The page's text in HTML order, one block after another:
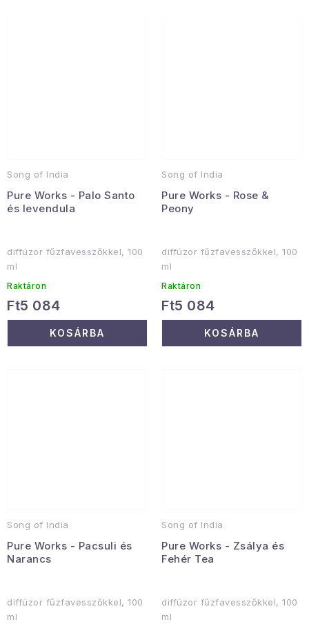
Song of India
Pure Works - Palo Santo
és levendula
diffúzor fűzfavesszőkkel, 100
ml
Raktáron
Ft5 084
KOSÁRBA
Song of India
Pure Works - Rose &
Peony
diffúzor fűzfavesszőkkel, 100
ml
Raktáron
Ft5 084
KOSÁRBA
Song of India
Pure Works - Pacsuli és
Narancs
diffúzor fűzfavesszőkkel, 100
ml
Song of India
Pure Works - Zsálya és
Fehér Tea
diffúzor fűzfavesszőkkel, 100
ml